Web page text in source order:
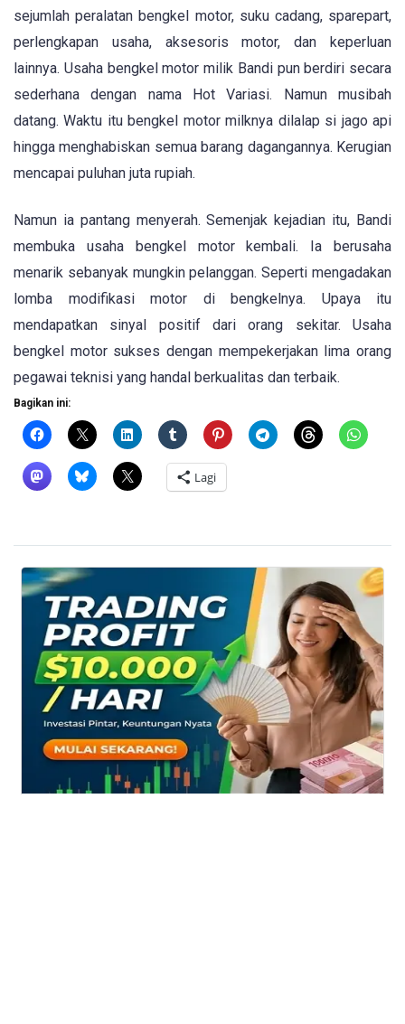
sejumlah peralatan bengkel motor, suku cadang, sparepart,
perlengkapan usaha, aksesoris motor, dan keperluan
lainnya. Usaha bengkel motor milik Bandi pun berdiri secara
sederhana dengan nama Hot Variasi. Namun musibah
datang. Waktu itu bengkel motor milknya dilalap si jago api
hingga menghabiskan semua barang dagangannya. Kerugian
mencapai puluhan juta rupiah.
Namun ia pantang menyerah. Semenjak kejadian itu, Bandi
membuka usaha bengkel motor kembali. Ia berusaha
menarik sebanyak mungkin pelanggan. Seperti mengadakan
lomba modifikasi motor di bengkelnya. Upaya itu
mendapatkan sinyal positif dari orang sekitar. Usaha
bengkel motor sukses dengan mempekerjakan lima orang
pegawai teknisi yang handal berkualitas dan terbaik.
Bagikan ini:
Lagi